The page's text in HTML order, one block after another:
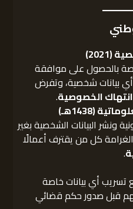
(2021)
بالحصول على موافقة
بيانات شخصية، وتفرض
انتهاك الخصوصية.
(1438هـ)
ونشر البيانات الشخصية بغير
كل من يقترف أعمالًا
.
تسريب أي بيانات خاصة
قبل صدور حكم قضائي